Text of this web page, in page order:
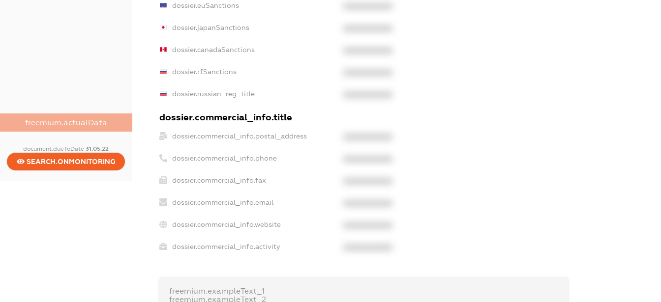
freemium.actualData
document.dueToDate31.05.22
SEARCH.ONMONITORING
dossier.euSanctions
dossier.japanSanctions
dossier.canadaSanctions
dossier.rfSanctions
dossier.russian_reg_title
dossier.commercial_info.title
dossier.commercial_info.postal_address
dossier.commercial_info.phone
dossier.commercial_info.fax
dossier.commercial_info.email
dossier.commercial_info.website
dossier.commercial_info.activity
freemium.exampleText_1
freemium.exampleText_2